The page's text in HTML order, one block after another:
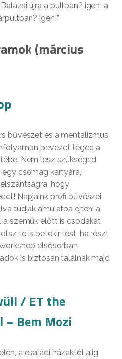
újra a pultban? igen! a
igen!”
(március
bűvészet és a mentalizmus
bevezet téged a
Nem lesz szükséged
egy csomag kártyára,
hogy
Napjaink profi bűvészei
tudják ámulatba ejteni a
szemük előtt is csodákat
te is betekintést, ha részt
elsősorban
is biztosan találnak majd
/ ET the
– Bem Mozi
a családi házaktól alig